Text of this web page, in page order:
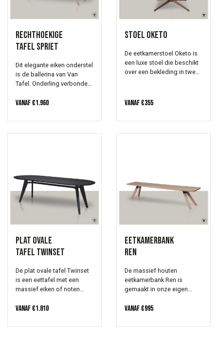
Rechthoekige
tafel Spriet
Dit elegante eiken onderstel
is de ballerina van Van
Tafel. Onderling verbonden.
wordt in de kleur van het
rechthoekig tafel Spriet is
collectiekleuren zijn
mogelijk.
Vanaf€1.960
Stoel Oketo
De eetkamerstoel Oketo is
een luxe stoel die beschikt
over een bekleding in twee
bijpassend gepoedercoat
Vanaf€355
Plat ovale
tafel Twinset
De plat ovale tafel Twinset
is een eettafel met een
massief eiken of noten
onderstel. Het tafelblad is
wordt voor jou afgewerkt in
Vanaf€1.810
Eetkamerbank
Ren
De massief houten
eetkamerbank Ren is
gemaakt in onze eigen
match bij de door jou
maat. Dit onderstel past
Vanaf€995